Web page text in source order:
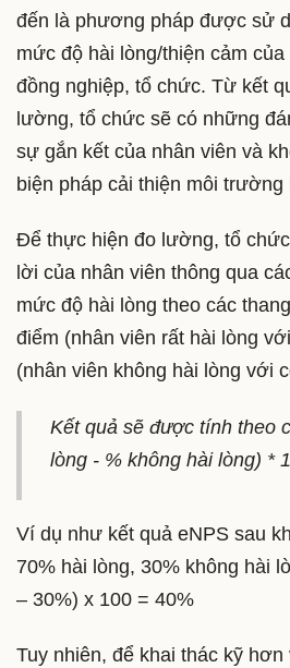
đến là phương pháp được sử
mức độ hài lòng/thiện cảm
đồng nghiệp, tổ chức. Từ kết
lường, tổ chức sẽ có những
sự gắn kết của nhân viên và
biện pháp cải thiện môi trường
Để thực hiện đo lường, tổ
lời của nhân viên thông qua
mức độ hài lòng theo các
điểm (nhân viên rất hài lòng
(nhân viên không hài lòng với
Kết quả sẽ được tính theo
lòng - % không hài lòng) *
Ví dụ như kết quả eNPS sau
70% hài lòng, 30% không hài
– 30%) x 100 = 40%
Tuy nhiên, để khai thác kỹ